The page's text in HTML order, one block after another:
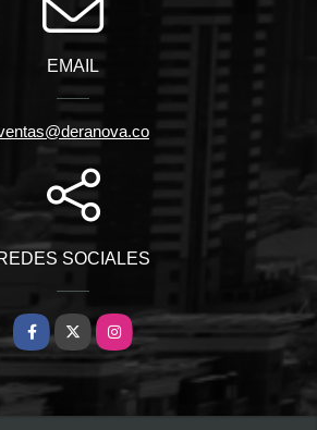
EMAIL
SOCIALES
Facebook
X Instagram